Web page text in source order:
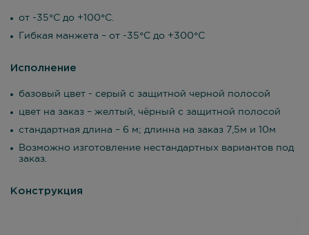
от -35°С до +100°С.
Гибкая манжета – от -35°С до +300°С
Исполнение
базовый цвет - серый с защитной черной полосой
цвет на заказ – желтый, чёрный с защитной полосой
стандартная длина – 6 м; длинна на заказ 7,5м и 10м
Возможно изготовление нестандартных вариантов под
заказ.
Конструкция